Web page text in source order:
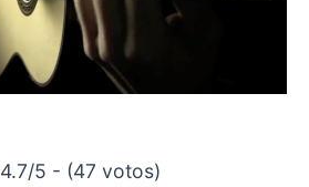
4.7/5 - (47 votos)